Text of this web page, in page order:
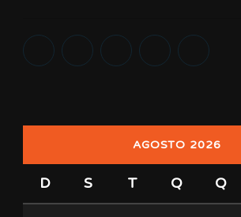
AGOSTO 2026
D S T Q Q